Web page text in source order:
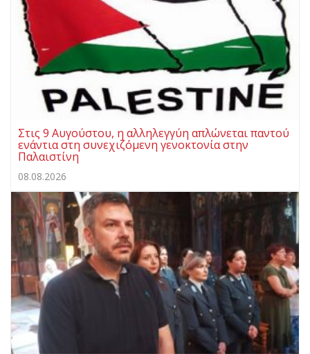
Στις 9 Αυγούστου, η αλληλεγγύη απλώνεται παντού
ενάντια στη συνεχιζόμενη γενοκτονία στην
Παλαιστίνη
08.08.2026